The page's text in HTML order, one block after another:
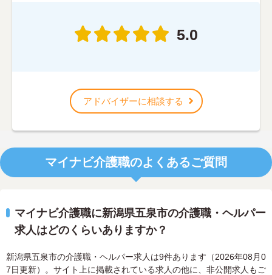
5.0
アドバイザーに相談する
マイナビ介護職のよくあるご質問
マイナビ介護職に新潟県五泉市の介護職・ヘルパー
求人はどのくらいありますか？
新潟県五泉市の介護職・ヘルパー求人は9件あります（2026年08月0
7日更新）。サイト上に掲載されている求人の他に、非公開求人もご